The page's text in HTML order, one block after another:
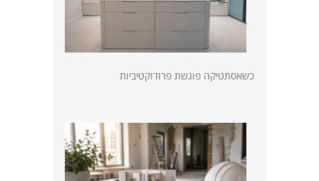
כשאסתטיקה פוגשת פרודוקטיביות